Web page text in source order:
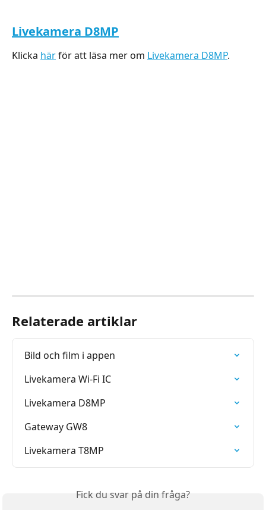
Livekamera D8MP
Klicka här för att läsa mer om Livekamera D8MP.
Relaterade artiklar
Bild och film i appen
Livekamera Wi-Fi IC
Livekamera D8MP
Gateway GW8
Livekamera T8MP
Fick du svar på din fråga?